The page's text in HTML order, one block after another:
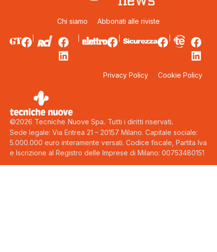
Chi siamo Abbonati alle riviste
Privacy Policy Cookie Policy
©2026 Tecniche Nuove Spa. Tutti i diritti riservati.
Sede legale: Via Eritrea 21 – 20157 Milano. Capitale sociale:
5.000.000 euro interamente versati. Codice fiscale, Partita Iva
e Iscrizione al Registro delle Imprese di Milano: 00753480151